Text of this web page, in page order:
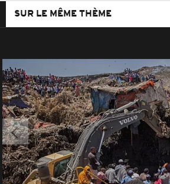
SUR LE MÊME THÈME